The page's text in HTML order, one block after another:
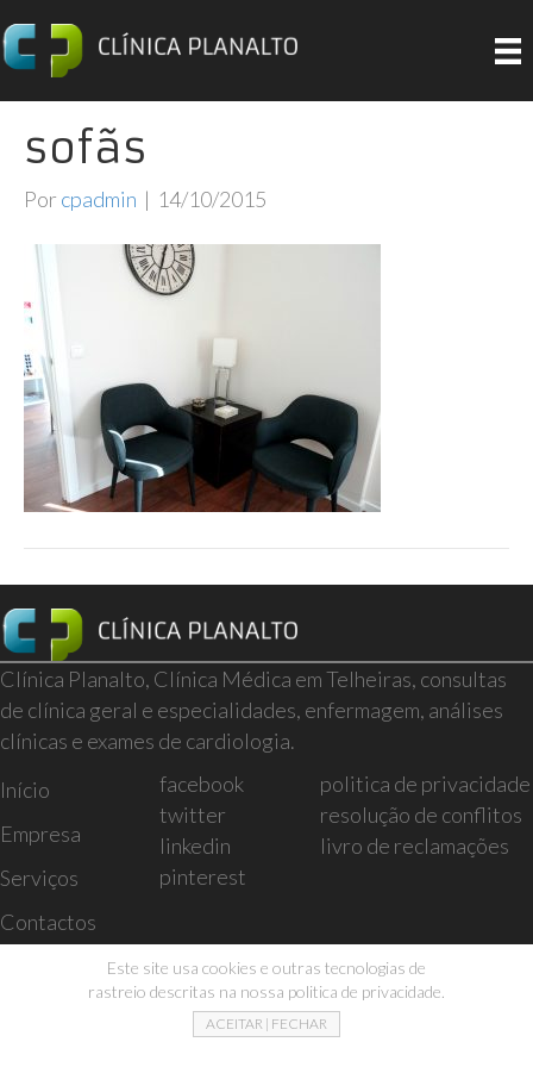
sofãs
Por cpadmin | 14/10/2015
Clínica Planalto, Clínica Médica em Telheiras, consultas
de clínica geral e especialidades, enfermagem, análises
clínicas e exames de cardiologia.
Início
Empresa
Serviços
Contactos
facebook
twitter
linkedin
pinterest
politica de privacidade
resolução de conflitos
livro de reclamações
Este site usa cookies e outras tecnologias de
rastreio descritas na nossa politica de privacidade.
ACEITAR | FECHAR